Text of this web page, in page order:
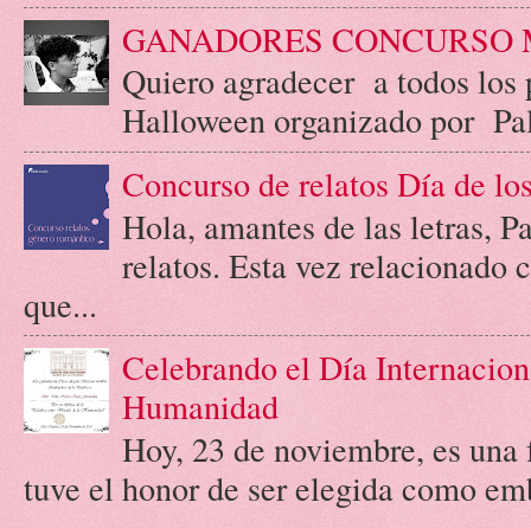
GANADORES
Quiero agradecer a todos
Halloween organizado por
Concurso de relatos Día de
Hola, amantes de las letras,
relatos. Esta vez relacionado
que...
Celebrando el Día
Humanidad
Hoy, 23 de noviembre, es
tuve el honor de ser elegida como